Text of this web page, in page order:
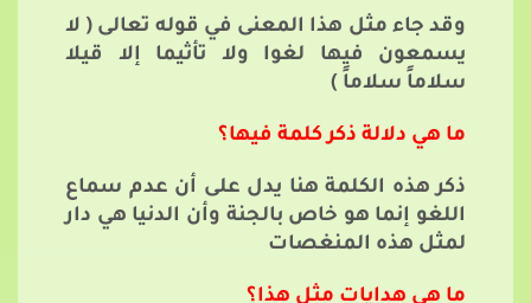
وقد جاء مثل هذا المعنى في قوله تعالى ( لا
يسمعون فيها لغوا ولا تأثيما إلا قيلا
سلاماً سلاماً )
ما هي دلالة ذكر كلمة فيها؟
ذكر هذه الكلمة هنا يدل على أن عدم سماع
اللغو إنما هو خاص بالجنة وأن الدنيا هي دار
لمثل هذه المنغصات
ما هي هدايات مثل هذا؟